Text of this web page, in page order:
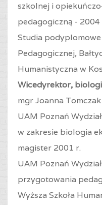
szkolnej i
pedagogiczną - 2004
Studia
Pedagogicznej,
Humanistyczna w
Wicedyrektor,
mgr Joanna Tomczak
UAM Poznań
w zakresie biologia
magister 2001 r.
UAM Poznań
przygotowania
Wyższa Szkoła